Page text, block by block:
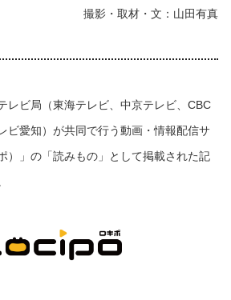
撮影・取材・文：山田有真
レビ局（東海テレビ、中京テレビ、CBC
ビ愛知）が共同で行う動画・情報配信サ
）」の「読みもの」として掲載された記